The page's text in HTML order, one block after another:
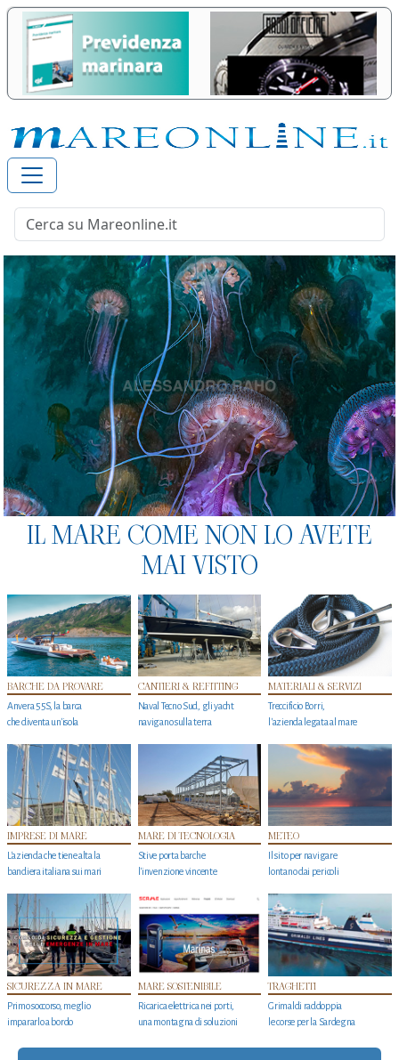
IL MARE COME NON LO AVETE
MAI VISTO
BARCHE DA PROVARE
Anvera 55S, la barca
che diventa un'isola
CANTIERI & REFITTING
Naval Tecno Sud, gli yacht
navigano sulla terra
MATERIALI & SERVIZI
Treccificio Borri,
l'azienda legata al mare
IMPRESE DI MARE
L'azienda che tiene alta la
bandiera italiana sui mari
MARE DI TECNOLOGIA
Stive porta barche
l'invenzione vincente
METEO
Il sito per navigare
lontano dai pericoli
SICUREZZA IN MARE
Primo soccorso, meglio
impararlo a bordo
MARE SOSTENIBILE
Ricarica elettrica nei porti,
una montagna di soluzioni
TRAGHETTI
Grimaldi raddoppia
le corse per la Sardegna